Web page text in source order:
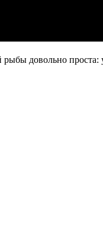
довольно